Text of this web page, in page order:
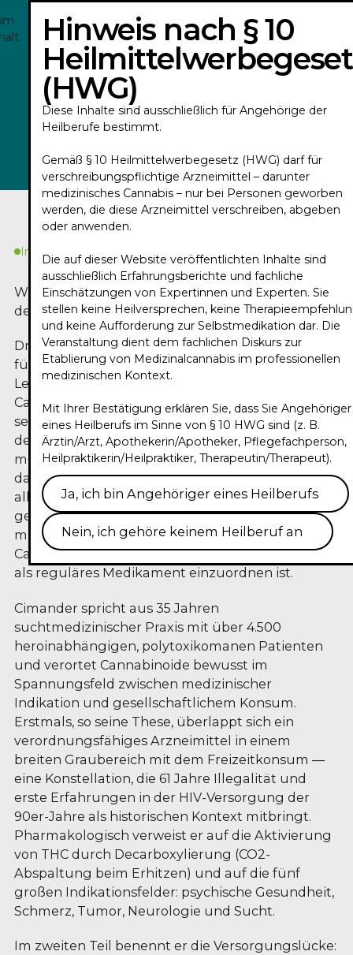
Hinweis nach § 10
(HWG)
Diese Inhalte sind ausschließlich für Angehörige der
Heilberufe bestimmt.
Gemäß § 10 Heilmittelwerbegesetz (HWG) darf für
verschreibungspflichtige Arzneimittel – darunter
medizinisches Cannabis – nur bei Personen geworben
werden, die diese Arzneimittel verschreiben, abgeben
oder anwenden.
Die auf dieser Website veröffentlichten Inhalte sind
ausschließlich Erfahrungsberichte und fachliche
Einschätzungen von Expertinnen und Experten. Sie
stellen keine Heilversprechen, keine
und keine Aufforderung zur Selbstmedikation dar. Die
Veranstaltung dient dem fachlichen Diskurs zur
Etablierung von Medizinalcannabis im professionellen
medizinischen Kontext.
Mit Ihrer Bestätigung erklären Sie, dass Sie Angehöriger
eines Heilberufs im Sinne von § 10 HWG sind (z. B.
Ärztin/Arzt, Apothekerin/Apotheker, Pflegefachperson,
Heilpraktikerin/Heilpraktiker, Therapeutin/Therapeut).
Ja, ich bin Angehöriger eines Heilberufs
Nein, ich gehöre keinem Heilberuf an
KONRAD CIMANDER - TRAILER 2026
In Kürze
Worum geht es in
dem Podcast?
Dr. med. Dipl.-Chem. Konrad F. Cimander, Facharzt
für Allgemeinmedizin und Suchtmedizin sowie
Leiter des Kompetenzzentrums für ganzheitliche
Cannabis-Medizin in der Wedemark, eröffnet
seinen Trailer-Vortrag zum Circle of Experts 2026
dezidiert politisch. Als Präsident der
medizinischen Fachgesellschaft argumentiert er,
dass die Cannabismedizin in Deutschland nicht
allein als klinische, sondern auch als
gesundheitspolitische Frage verhandelt werden
muss — beginnend bei der Grundsatzklärung, ob
Cannabis als Pflanze, als Phytopharmakon oder
als reguläres Medikament einzuordnen ist.
Cimander spricht aus 35 Jahren
suchtmedizinischer Praxis mit über 4.500
heroinabhängigen, polytoxikomanen Patienten
und verortet Cannabinoide bewusst im
Spannungsfeld zwischen medizinischer
Indikation und gesellschaftlichem Konsum.
Erstmals, so seine These, überlappt sich ein
verordnungsfähiges Arzneimittel in einem
breiten Graubereich mit dem Freizeitkonsum —
eine Konstellation, die 61 Jahre Illegalität und
erste Erfahrungen in der HIV-Versorgung der
90er-Jahre als historischen Kontext mitbringt.
Pharmakologisch verweist er auf die Aktivierung
von THC durch Decarboxylierung (CO2-
Abspaltung beim Erhitzen) und auf die fünf
großen Indikationsfelder: psychische Gesundheit,
Schmerz, Tumor, Neurologie und Sucht.
Im zweiten Teil benennt er die Versorgungslücke: